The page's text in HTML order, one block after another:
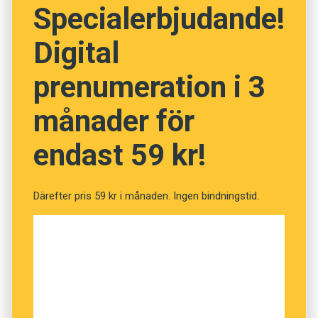
Specialerbjudande!
Digital
prenumeration i 3
månader för
endast 59 kr!
Därefter pris 59 kr i månaden. Ingen bindningstid.